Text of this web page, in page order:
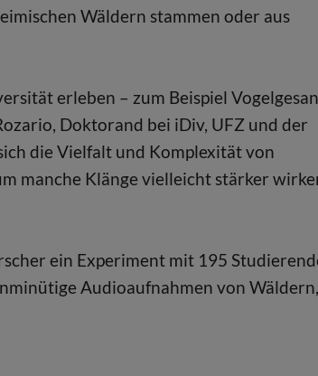
Wäldern stammen oder aus
erleben – zum Beispiel
Doktorand bei iDiv, UFZ und der
die Vielfalt und Komplexität von
manche Klänge vielleicht stärker
ein Experiment mit 195
Audioaufnahmen von Wäldern,